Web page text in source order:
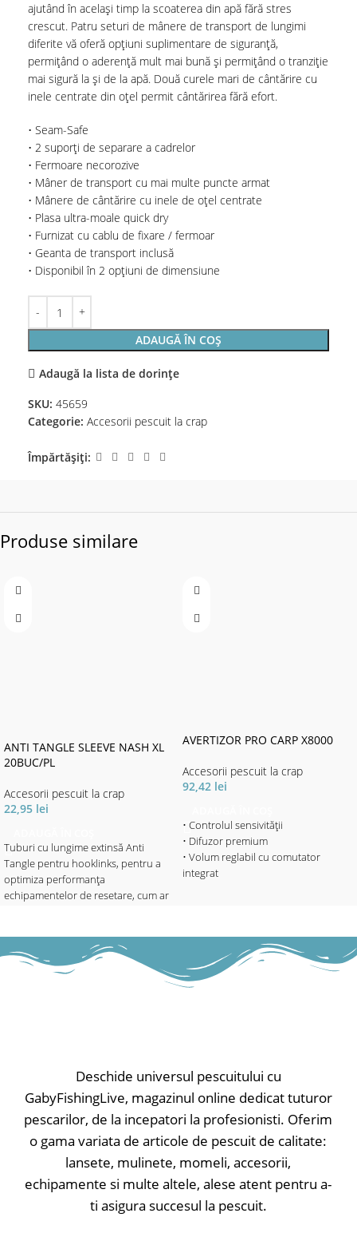
ajutând în același timp la scoaterea din apă fără stres
crescut. Patru seturi de mânere de transport de lungimi
diferite vă oferă opțiuni suplimentare de siguranță,
permițând o aderență mult mai bună și permițând o tranziție
mai sigură la și de la apă. Două curele mari de cântărire cu
inele centrate din oțel permit cântărirea fără efort.
• Seam-Safe
• 2 suporți de separare a cadrelor
• Fermoare necorozive
• Mâner de transport cu mai multe puncte armat
• Mânere de cântărire cu inele de oțel centrate
• Plasa ultra-moale quick dry
• Furnizat cu cablu de fixare / fermoar
• Geanta de transport inclusă
• Disponibil în 2 opțiuni de dimensiune
ADAUGĂ ÎN COȘ
Adaugă la lista de dorințe
SKU: 45659
Categorie: Accesorii pescuit la crap
Împărtășiți:
Produse similare
ANTI TANGLE SLEEVE NASH XL
20BUC/PL
Accesorii pescuit la crap
22,95 lei
Tuburi cu lungime extinsă Anti
Tangle pentru hooklinks, pentru a
optimiza performanța
echipamentelor de resetare, cum ar
aruncării cu zig-uri și tackle ale
controlerului. Disponibil în finisaje
D-Cam, Tungsten și Clear pentru
AVERTIZOR PRO CARP X8000
Accesorii pescuit la crap
92,42 lei
• Controlul sensivității
• Difuzor premium
• Volum reglabil cu comutator
integrat
indicator de interval de trăsătură și
indicator de putere / 20sec. Amurg
• Bară de LED ca afișaj interval
(cădere întinzător și derulare fir,
• Compartimentul bateriei separat
• Alimentare cu baterie de 9V
Deschide universul pescuitului cu
GabyFishingLive, magazinul online dedicat tuturor
pescarilor, de la incepatori la profesionisti. Oferim
o gama variata de articole de pescuit de calitate:
lansete, mulinete, momeli, accesorii,
echipamente si multe altele, alese atent pentru a-
ti asigura succesul la pescuit.